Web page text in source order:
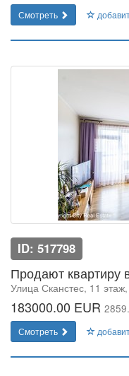
Смотреть
ID: 517798
Продают квартиру
Улица Сканстес, 11
183000.00 EUR
Смотреть